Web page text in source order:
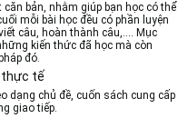
bản, nhằm giúp bạn học có thể
mỗi bài học đều có phần luyện
câu, hoàn thành câu,…. Mục
kiến thức đã học mà còn
đó.
thực tế
dạng chủ đề, cuốn sách cung cấp
giao tiếp.